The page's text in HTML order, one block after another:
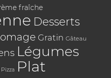
fraîche
Desserts
Gratin Gâteau
Légumes
Pizza Plat